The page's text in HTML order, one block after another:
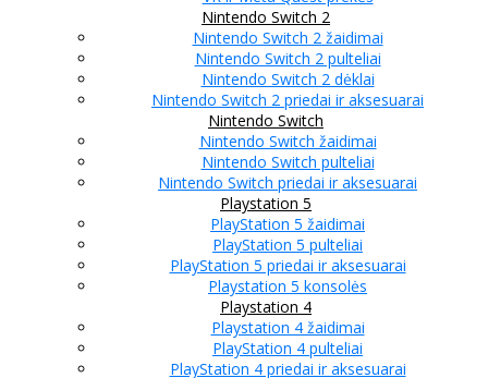
Nintendo Switch 2
Nintendo Switch 2 žaidimai
Nintendo Switch 2 pulteliai
Nintendo Switch 2 dėklai
Nintendo Switch 2 priedai ir aksesuarai
Nintendo Switch
Nintendo Switch žaidimai
Nintendo Switch pulteliai
Nintendo Switch priedai ir aksesuarai
Playstation 5
PlayStation 5 žaidimai
PlayStation 5 pulteliai
PlayStation 5 priedai ir aksesuarai
Playstation 5 konsolės
Playstation 4
Playstation 4 žaidimai
PlayStation 4 pulteliai
PlayStation 4 priedai ir aksesuarai